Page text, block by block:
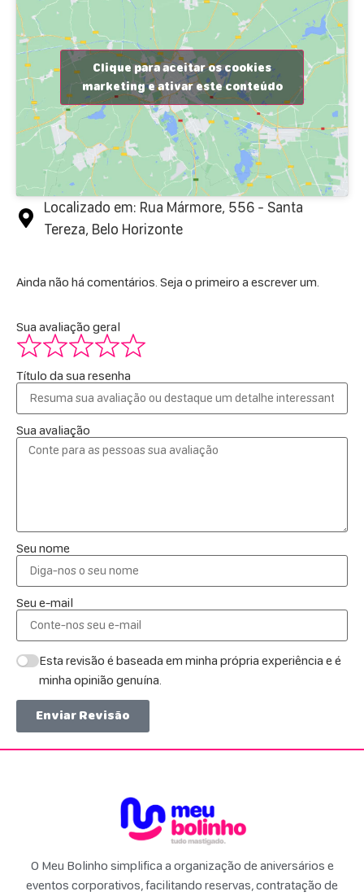
Clique para aceitar os cookies
marketing e ativar este conteúdo
Localizado em: Rua Mármore, 556 - Santa
Tereza, Belo Horizonte
Ainda não há comentários. Seja o primeiro a escrever um.
Sua avaliação geral
Título da sua resenha
Sua avaliação
Seu nome
Seu e-mail
Esta revisão é baseada em minha própria experiência e é
minha opinião genuína.
Enviar Revisão
O Meu Bolinho simplifica a organização de aniversários e
eventos corporativos, facilitando reservas, contratação de